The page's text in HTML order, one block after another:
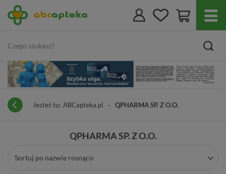
Jesteś tu: ABCapteka.pl QPHARMA SP. Z O.O.
QPHARMA SP. Z O.O.
Sortuj po nazwie rosnąco